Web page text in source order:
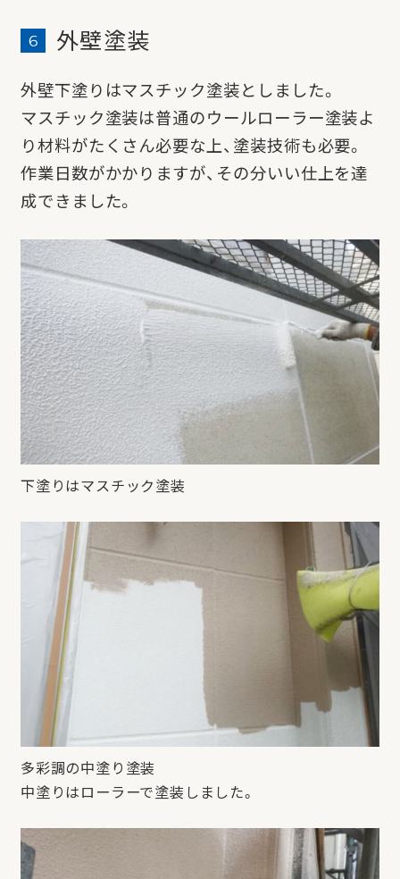
外壁塗装
外壁下塗りはマスチック塗装としました。
マスチック塗装は普通のウールローラー塗装よ
り材料がたくさん必要な上、塗装技術も必要。
作業日数がかかりますが、その分いい仕上を達
成できました。
下塗りはマスチック塗装
多彩調の中塗り塗装
中塗りはローラーで塗装しました。